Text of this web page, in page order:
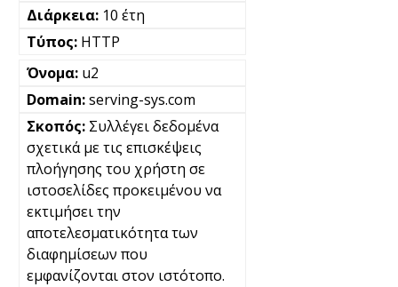
10 έτη
HTTP
u2
serving-sys.com
Συλλέγει δεδομένα
σχετικά με τις επισκέψεις
πλοήγησης του χρήστη σε
ιστοσελίδες προκειμένου να
εκτιμήσει την
αποτελεσματικότητα των
διαφημίσεων που
εμφανίζονται στον ιστότοπο.